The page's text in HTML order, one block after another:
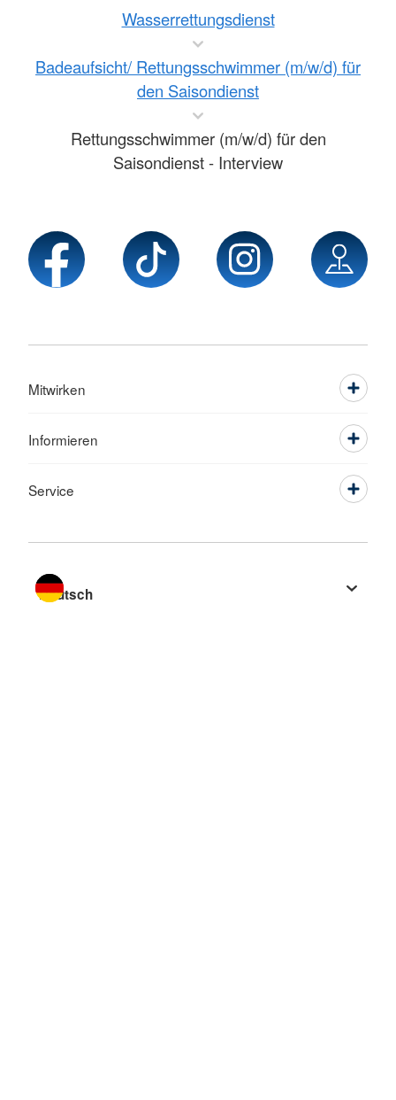
Wasserrettungsdienst
Badeaufsicht/ Rettungsschwimmer (m/w/d) für
den Saisondienst
Rettungsschwimmer (m/w/d) für den
Saisondienst - Interview
Mitwirken
Informieren
Service
Sprache wechseln zu